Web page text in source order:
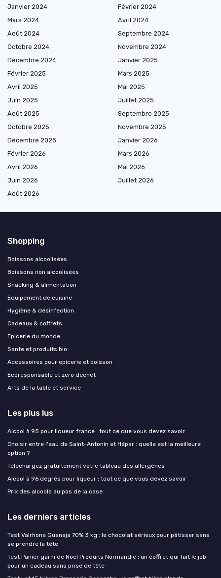
Janvier 2024
Février 2024
Mars 2024
Avril 2024
Août 2024
Septembre 2024
Octobre 2024
Novembre 2024
Décembre 2024
Janvier 2025
Février 2025
Mars 2025
Avril 2025
Mai 2025
Juin 2025
Juillet 2025
Août 2025
Septembre 2025
Octobre 2025
Novembre 2025
Décembre 2025
Janvier 2026
Février 2026
Mars 2026
Avril 2026
Mai 2026
Juin 2026
Juillet 2026
Août 2026
Shopping
Boissons alcoolisées
Boissons non alcoolisées
Snacking & alimentation
Équipement de cuisine
Hygiène & désinfection
Cadeaux & coffrets
Epicerie du monde
Sante et produits bio
Accessoires pour epicerie et boisson
Ecoresponsable et zero dechet
Arts de la table et service
Les plus lus
Alcool à 95 pour liqueur france : tout ce que vous devez savoir
Choisir entre l'eau de Saint-Antonin et Hépar : quelle est la meilleure
option ?
Téléchargez gratuitement votre tableau des allergènes
Alcool à 96 degrés pour liqueur : tout ce que vous devez savoir
Prix des alcools au pas de la case
Les derniers articles
Test Valrhona Guanaja 70% 3 kg : le chocolat sérieux pour pâtisser sans
se prendre la tête
Test Panier garni de Noël Produits Normandie : un coffret qui fait le job
pour un cadeau sans prise de tête